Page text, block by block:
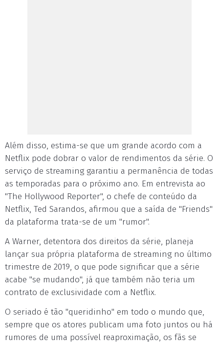
Além disso, estima-se que um grande acordo com a
Netflix pode dobrar o valor de rendimentos da série. O
serviço de streaming garantiu a permanência de todas
as temporadas para o próximo ano. Em entrevista ao
"The Hollywood Reporter", o chefe de conteúdo da
Netflix, Ted Sarandos, afirmou que a saída de "Friends"
da plataforma trata-se de um "rumor".
A Warner, detentora dos direitos da série, planeja
lançar sua própria plataforma de streaming no último
trimestre de 2019, o que pode significar que a série
acabe "se mudando", já que também não teria um
contrato de exclusividade com a Netflix.
O seriado é tão "queridinho" em todo o mundo que,
sempre que os atores publicam uma foto juntos ou há
rumores de uma possível reaproximação, os fãs se